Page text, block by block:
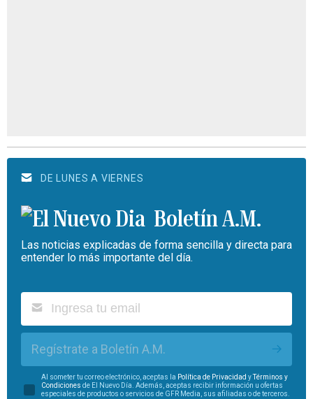
DE LUNES A VIERNES
Boletín A.M.
Las noticias explicadas de forma sencilla y directa para
entender lo más importante del día.
Regístrate a Boletín A.M.
Al someter tu correo electrónico, aceptas la Política de Privacidad yTérminos y
Condiciones de El Nuevo Día. Además, aceptas recibir información u ofertas
especiales de productos o servicios de GFR Media, sus afiliadas o de terceros.